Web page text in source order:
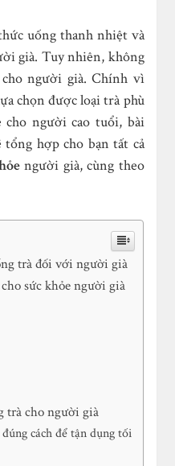
uống thanh nhiệt và
già. Tuy nhiên, không
người già. Chính vì
chọn được loại trà phù
người cao tuổi, bài
tổng hợp cho bạn tất cả
người già, cùng theo
trà đối với người già
sức khỏe người già
trà cho người già
cách để tận dụng tối